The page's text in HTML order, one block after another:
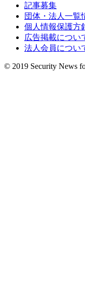
記事募集
団体・法人一覧
個人情報保護方
広告掲載につい
法人会員につい
© 2019 Security News